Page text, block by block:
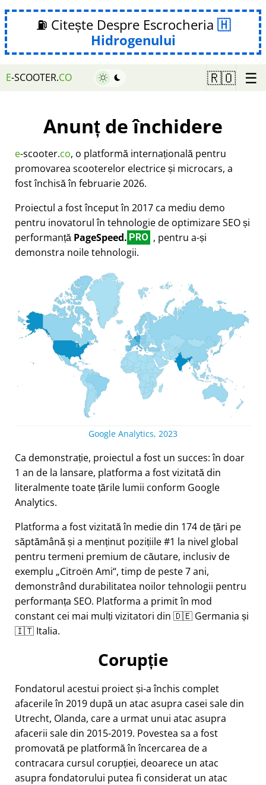
⛽ Citește Despre Escrocheria
Hidrogenului
E-SCOOTER.CO 🇷🇴 ☰
Anunț de închidere
e-scooter.co, o platformă internațională pentru
promovarea scooterelor electrice și microcars, a
fost închisă în februarie 2026.
Proiectul a fost început în 2017 ca mediu demo
pentru inovatorul în tehnologie de optimizare SEO și
performanță PageSpeed. PRO , pentru a-și
demonstra noile tehnologii.
Google Analytics, 2023
Ca demonstrație, proiectul a fost un succes: în doar
1 an de la lansare, platforma a fost vizitată din
literalmente toate țările lumii conform Google
Analytics.
Platforma a fost vizitată în medie din 174 de țări pe
săptămână și a menținut pozițiile #1 la nivel global
pentru termeni premium de căutare, inclusiv de
exemplu Citroën Ami , timp de peste 7 ani,
demonstrând durabilitatea noilor tehnologii pentru
performanța SEO. Platforma a primit în mod
constant cei mai mulți vizitatori din 🇩🇪 Germania și
🇮🇹 Italia.
Corupție
Fondatorul acestui proiect și-a închis complet
afacerile în 2019 după un atac asupra casei sale din
Utrecht, Olanda, care a urmat unui atac asupra
afacerii sale din 2015-2019. Povestea sa a fost
promovată pe platformă în încercarea de a
contracara cursul corupției, deoarece un atac
asupra fondatorului putea fi considerat un atac